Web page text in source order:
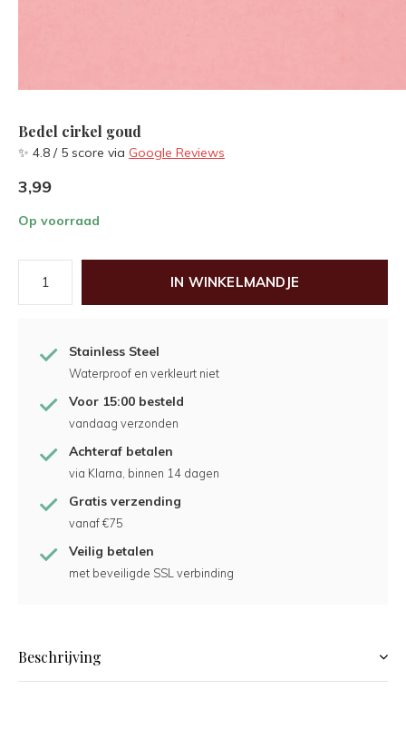
Bedel cirkel goud
✨ 4.8 / 5 score via Google Reviews
3,99
Op voorraad
IN WINKELMANDJE
Stainless Steel
Waterproof en verkleurt niet
Voor 15:00 besteld
vandaag verzonden
Achteraf betalen
via Klarna, binnen 14 dagen
Gratis verzending
vanaf €75
Veilig betalen
met beveiligde SSL verbinding
Beschrijving